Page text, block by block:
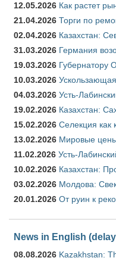
12.05.2026 Как растет
21.04.2026 Торги по
02.04.2026 Казахстан:
31.03.2026 Германия
19.03.2026 Губернатору
10.03.2026
04.03.2026 Усть-
19.02.2026 Казахстан:
15.02.2026 Селекция как
13.02.2026 Мировые цены
11.02.2026 Усть-
10.02.2026 Казахстан:
03.02.2026 Молдова:
20.01.2026 От руин к
News in English
08.08.2026 Kazakhstan: